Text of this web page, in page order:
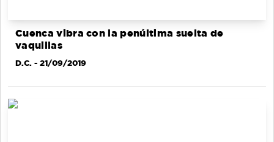
Cuenca vibra con la penúltima suelta de
vaquillas
D.C. - 21/09/2019